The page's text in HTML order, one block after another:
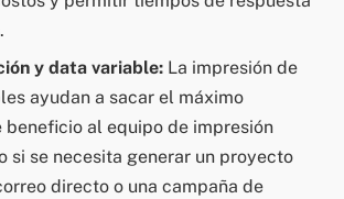
y data variable: La impresión de
ayudan a sacar el máximo
beneficio al equipo de impresión
si se necesita generar un proyecto
directo o una campaña de